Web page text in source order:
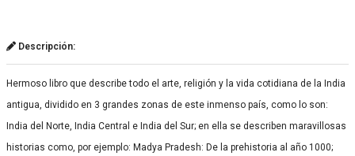
Descripción:
Hermoso libro que describe todo el arte, religión y la vida cotidiana de la India
antigua, dividido en 3 grandes zonas de este inmenso país, como lo son:
India del Norte, India Central e India del Sur; en ella se describen maravillosas
historias como, por ejemplo: Madya Pradesh: De la prehistoria al año 1000;